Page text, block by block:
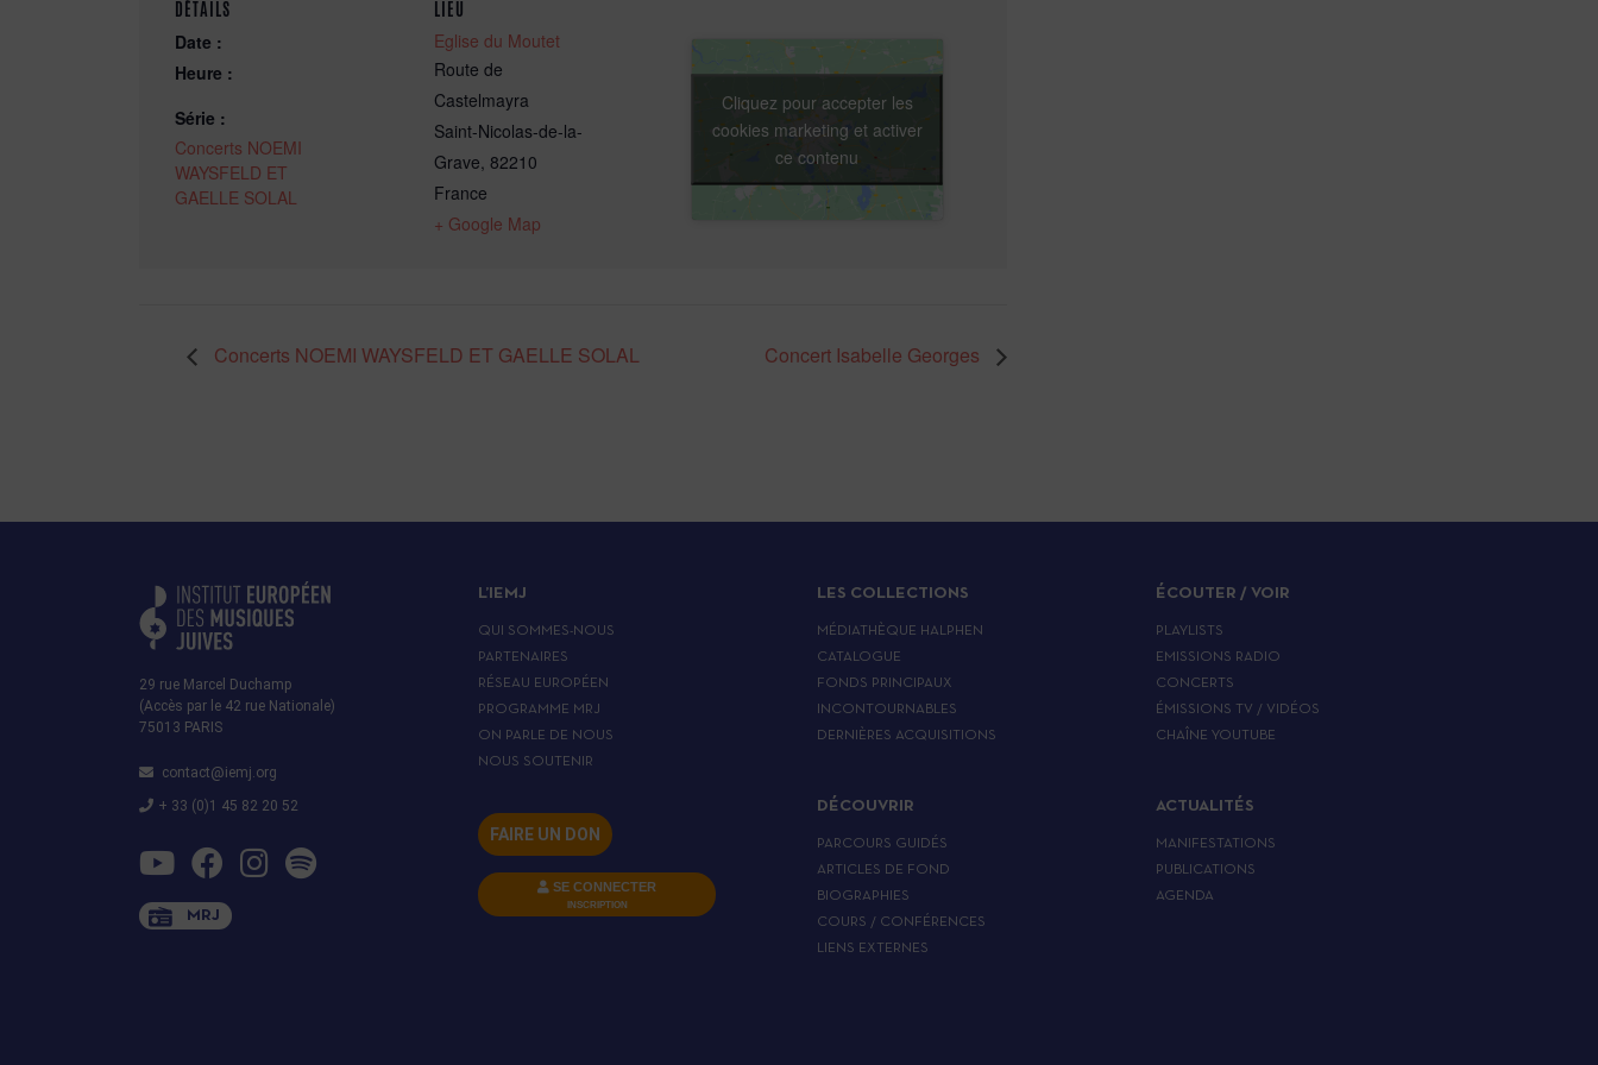
DÉTAILS
Date :
Heure :
Série :
Concerts NOEMI
WAYSFELD ET
GAELLE SOLAL
LIEU
Eglise du Moutet
Route de
Castelmayra
Saint-Nicolas-de-la-
Grave, 82210
France
+ Google Map
Cliquez pour accepter les
cookies marketing et activer
ce contenu
Concerts NOEMI WAYSFELD ET GAELLE SOLAL Concert Isabelle Georges
29 rue Marcel Duchamp
(Accès par le 42 rue Nationale)
75013 PARIS
contact@iemj.org
+ 33 (0)1 45 82 20 52
MRJ
L’IEMJ
QUI SOMMES-NOUS
PARTENAIRES
RÉSEAU EUROPÉEN
PROGRAMME MRJ
ON PARLE DE NOUS
NOUS SOUTENIR
FAIRE UN DON
SE CONNECTER
INSCRIPTION
LES COLLECTIONS
MÉDIATHÈQUE HALPHEN
CATALOGUE
FONDS PRINCIPAUX
INCONTOURNABLES
DERNIÈRES ACQUISITIONS
DÉCOUVRIR
PARCOURS GUIDÉS
ARTICLES DE FOND
BIOGRAPHIES
COURS / CONFÉRENCES
LIENS EXTERNES
ÉCOUTER / VOIR
PLAYLISTS
EMISSIONS RADIO
CONCERTS
ÉMISSIONS TV / VIDÉOS
CHAÎNE YOUTUBE
ACTUALITÉS
MANIFESTATIONS
PUBLICATIONS
AGENDA